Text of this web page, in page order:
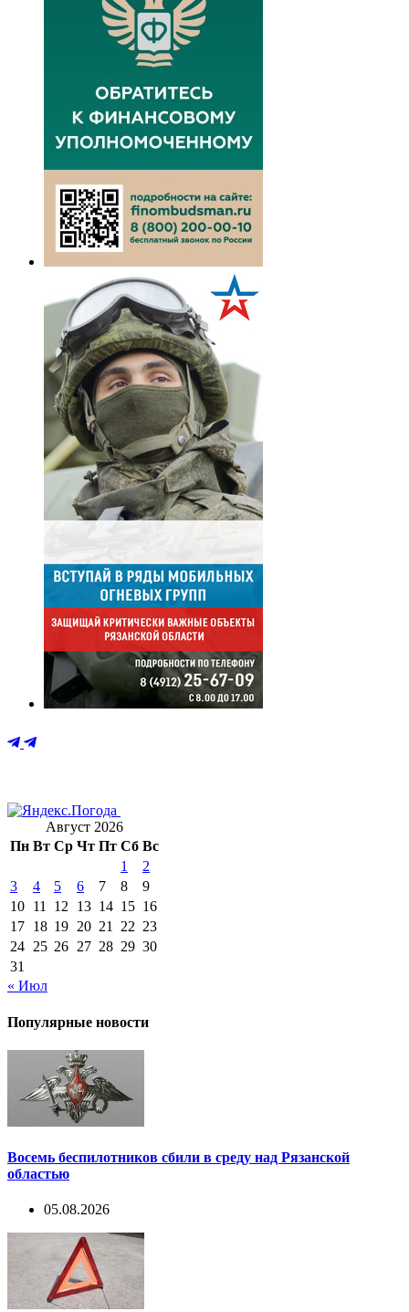
Август 2026
Пн Вт Ср Чт Пт Сб Вс
1
2
3
4 5 6 7 8
9
10 11 12 13 14 15 16
17 18 19 20 21 22 23
24 25 26 27 28 29 30
31
« Июл
Популярные новости
Восемь беспилотников сбили в среду над Рязанской
областью
05.08.2026